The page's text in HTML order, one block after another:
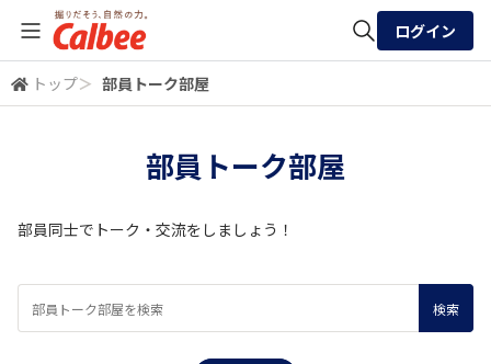
全体検索
ログイン
トップ＞ 部員トーク部屋
部員トーク部屋
部員同士でトーク・交流をしましょう！